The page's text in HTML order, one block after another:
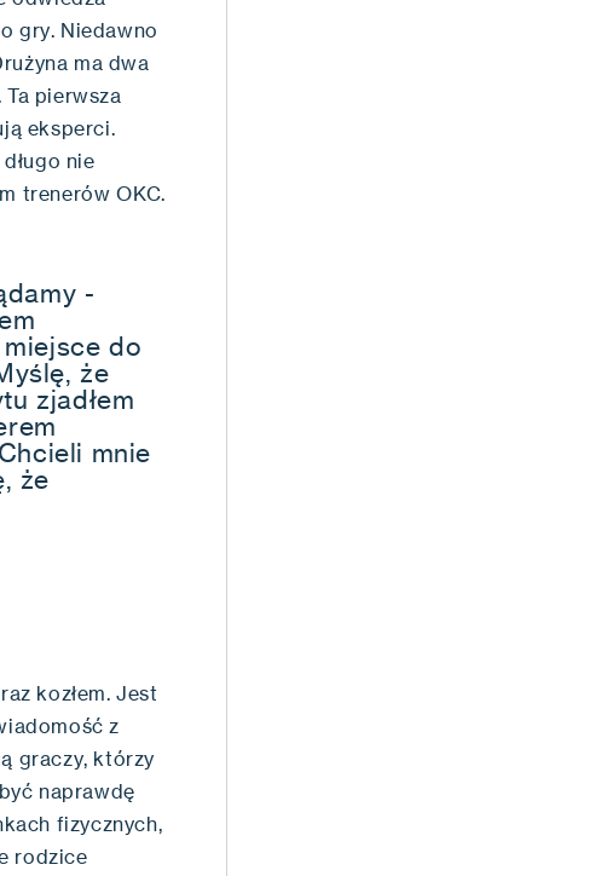
gry. Niedawno
ma dwa
pierwsza
eksperci.
nie
trenerów OKC.
-
miejsce do
że
zjadłem
mnie
że
kozłem. Jest
z
graczy, którzy
naprawdę
fizycznych,
rodzice